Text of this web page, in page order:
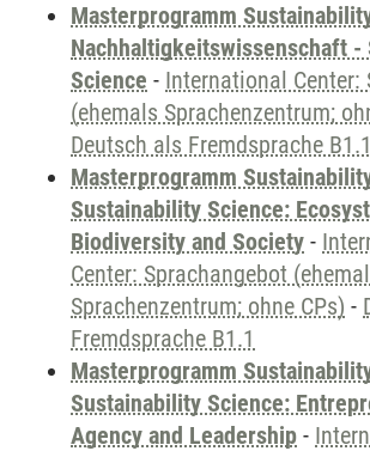
Masterprogramm
Nachhaltigkeitswissenschaft -
Science - International Center:
(ehemals Sprachenzentrum;
Deutsch als Fremdsprache B1.1
Masterprogramm
Sustainability Science:
Biodiversity and Society -
Center: Sprachangebot
Sprachenzentrum; ohne CPs) -
Fremdsprache B1.1
Masterprogramm
Sustainability Science:
Agency and Leadership -